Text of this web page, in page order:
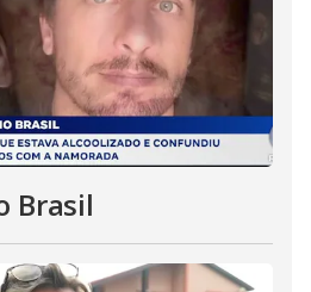
Brasil